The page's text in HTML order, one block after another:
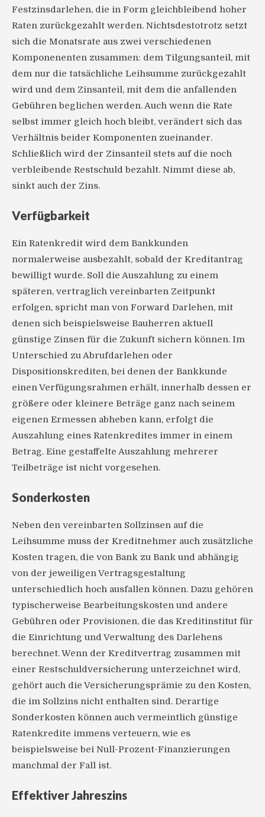
Festzinsdarlehen, die in Form gleichbleibend hoher
Raten zurückgezahlt werden. Nichtsdestotrotz setzt
sich die Monatsrate aus zwei verschiedenen
Komponenenten zusammen: dem Tilgungsanteil, mit
dem nur die tatsächliche Leihsumme zurückgezahlt
wird und dem Zinsanteil, mit dem die anfallenden
Gebühren beglichen werden. Auch wenn die Rate
selbst immer gleich hoch bleibt, verändert sich das
Verhältnis beider Komponenten zueinander.
Schließlich wird der Zinsanteil stets auf die noch
verbleibende Restschuld bezahlt. Nimmt diese ab,
sinkt auch der Zins.
Verfügbarkeit
Ein Ratenkredit wird dem Bankkunden
normalerweise ausbezahlt, sobald der Kreditantrag
bewilligt wurde. Soll die Auszahlung zu einem
späteren, vertraglich vereinbarten Zeitpunkt
erfolgen, spricht man von Forward Darlehen, mit
denen sich beispielsweise Bauherren aktuell
günstige Zinsen für die Zukunft sichern können. Im
Unterschied zu Abrufdarlehen oder
Dispositionskrediten, bei denen der Bankkunde
einen Verfügungsrahmen erhält, innerhalb dessen er
größere oder kleinere Beträge ganz nach seinem
eigenen Ermessen abheben kann, erfolgt die
Auszahlung eines Ratenkredites immer in einem
Betrag. Eine gestaffelte Auszahlung mehrerer
Teilbeträge ist nicht vorgesehen.
Sonderkosten
Neben den vereinbarten Sollzinsen auf die
Leihsumme muss der Kreditnehmer auch zusätzliche
Kosten tragen, die von Bank zu Bank und abhängig
von der jeweiligen Vertragsgestaltung
unterschiedlich hoch ausfallen können. Dazu gehören
typischerweise Bearbeitungskosten und andere
Gebühren oder Provisionen, die das Kreditinstitut für
die Einrichtung und Verwaltung des Darlehens
berechnet. Wenn der Kreditvertrag zusammen mit
einer Restschuldversicherung unterzeichnet wird,
gehört auch die Versicherungsprämie zu den Kosten,
die im Sollzins nicht enthalten sind. Derartige
Sonderkosten können auch vermeintlich günstige
Ratenkredite immens verteuern, wie es
beispielsweise bei Null-Prozent-Finanzierungen
manchmal der Fall ist.
Effektiver Jahreszins